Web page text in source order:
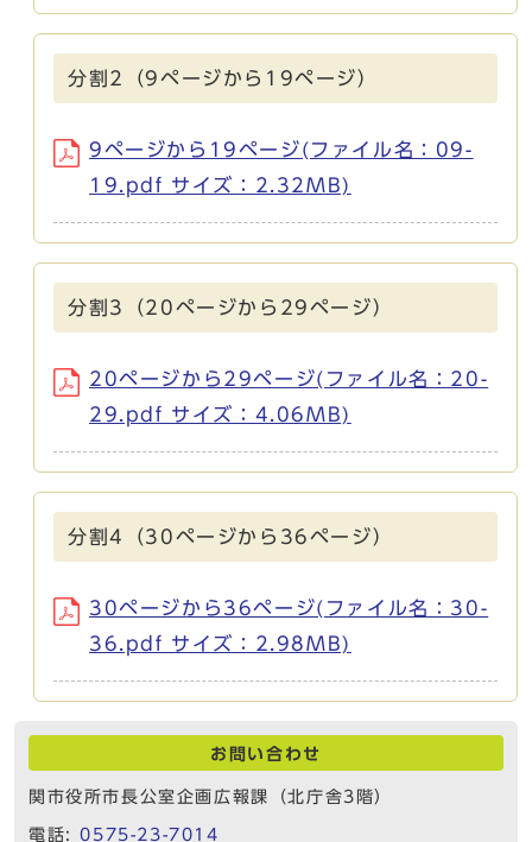
分割2（9ページから19ページ）
9ページから19ページ(ファイル名：09-
19.pdf サイズ：2.32MB)
分割3（20ページから29ページ）
20ページから29ページ(ファイル名：20-
29.pdf サイズ：4.06MB)
分割4（30ページから36ページ）
30ページから36ページ(ファイル名：30-
36.pdf サイズ：2.98MB)
お問い合わせ
関市役所市長公室企画広報課（北庁舎3階）
電話:0575-23-7014